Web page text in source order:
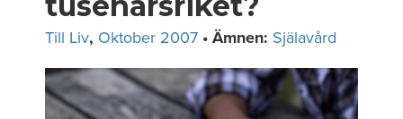
Till Liv, Oktober 2007 • Ämnen: Själavård